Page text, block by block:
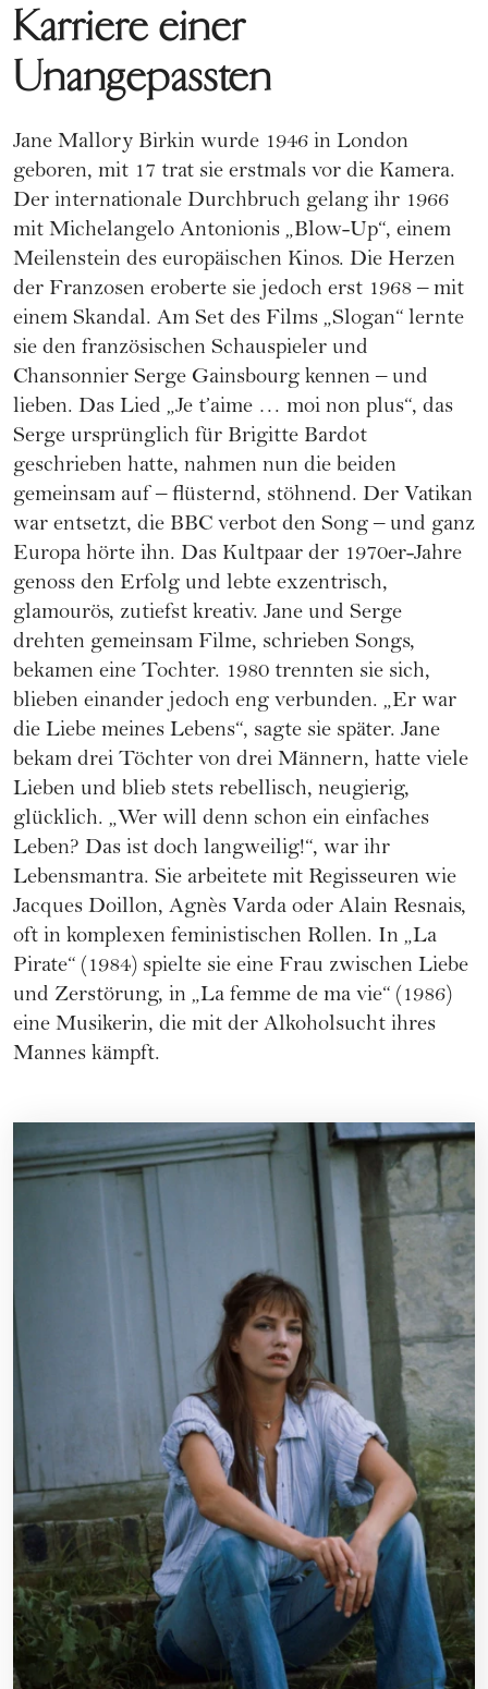
Karriere einer
Unangepassten
Jane Mallory Birkin wurde 1946 in London
geboren, mit 17 trat sie erstmals vor die Kamera.
Der internationale Durchbruch gelang ihr 1966
mit Michelangelo Antonionis „Blow-Up“, einem
Meilenstein des europäischen Kinos. Die Herzen
der Franzosen eroberte sie jedoch erst 1968 – mit
einem Skandal. Am Set des Films „Slogan“ lernte
sie den französischen Schauspieler und
Chansonnier Serge Gainsbourg kennen – und
lieben. Das Lied „Je t’aime … moi non plus“, das
Serge ursprünglich für Brigitte Bardot
geschrieben hatte, nahmen nun die beiden
gemeinsam auf – flüsternd, stöhnend. Der Vatikan
war entsetzt, die BBC verbot den Song – und ganz
Europa hörte ihn. Das Kultpaar der 1970er-Jahre
genoss den Erfolg und lebte exzentrisch,
glamourös, zutiefst kreativ. Jane und Serge
drehten gemeinsam Filme, schrieben Songs,
bekamen eine Tochter. 1980 trennten sie sich,
blieben einander jedoch eng verbunden. „Er war
die Liebe meines Lebens“, sagte sie später. Jane
bekam drei Töchter von drei Männern, hatte viele
Lieben und blieb stets rebellisch, neugierig,
glücklich. „Wer will denn schon ein einfaches
Leben? Das ist doch langweilig!“, war ihr
Lebensmantra. Sie arbeitete mit Regisseuren wie
Jacques Doillon, Agnès Varda oder Alain Resnais,
oft in komplexen feministischen Rollen. In „La
Pirate“ (1984) spielte sie eine Frau zwischen Liebe
und Zerstörung, in „La femme de ma vie“ (1986)
eine Musikerin, die mit der Alkoholsucht ihres
Mannes kämpft.